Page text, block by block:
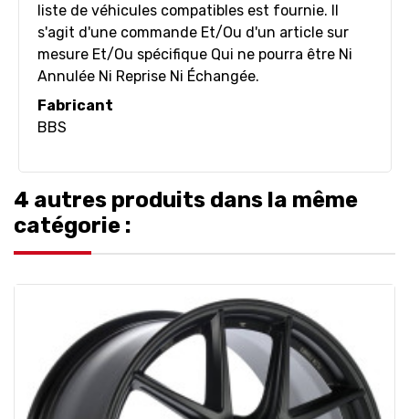
liste de véhicules compatibles est fournie. Il
s'agit d'une commande Et/Ou d'un article sur
mesure Et/Ou spécifique Qui ne pourra être Ni
Annulée Ni Reprise Ni Échangée.
Fabricant
BBS
4 autres produits dans la même
catégorie :